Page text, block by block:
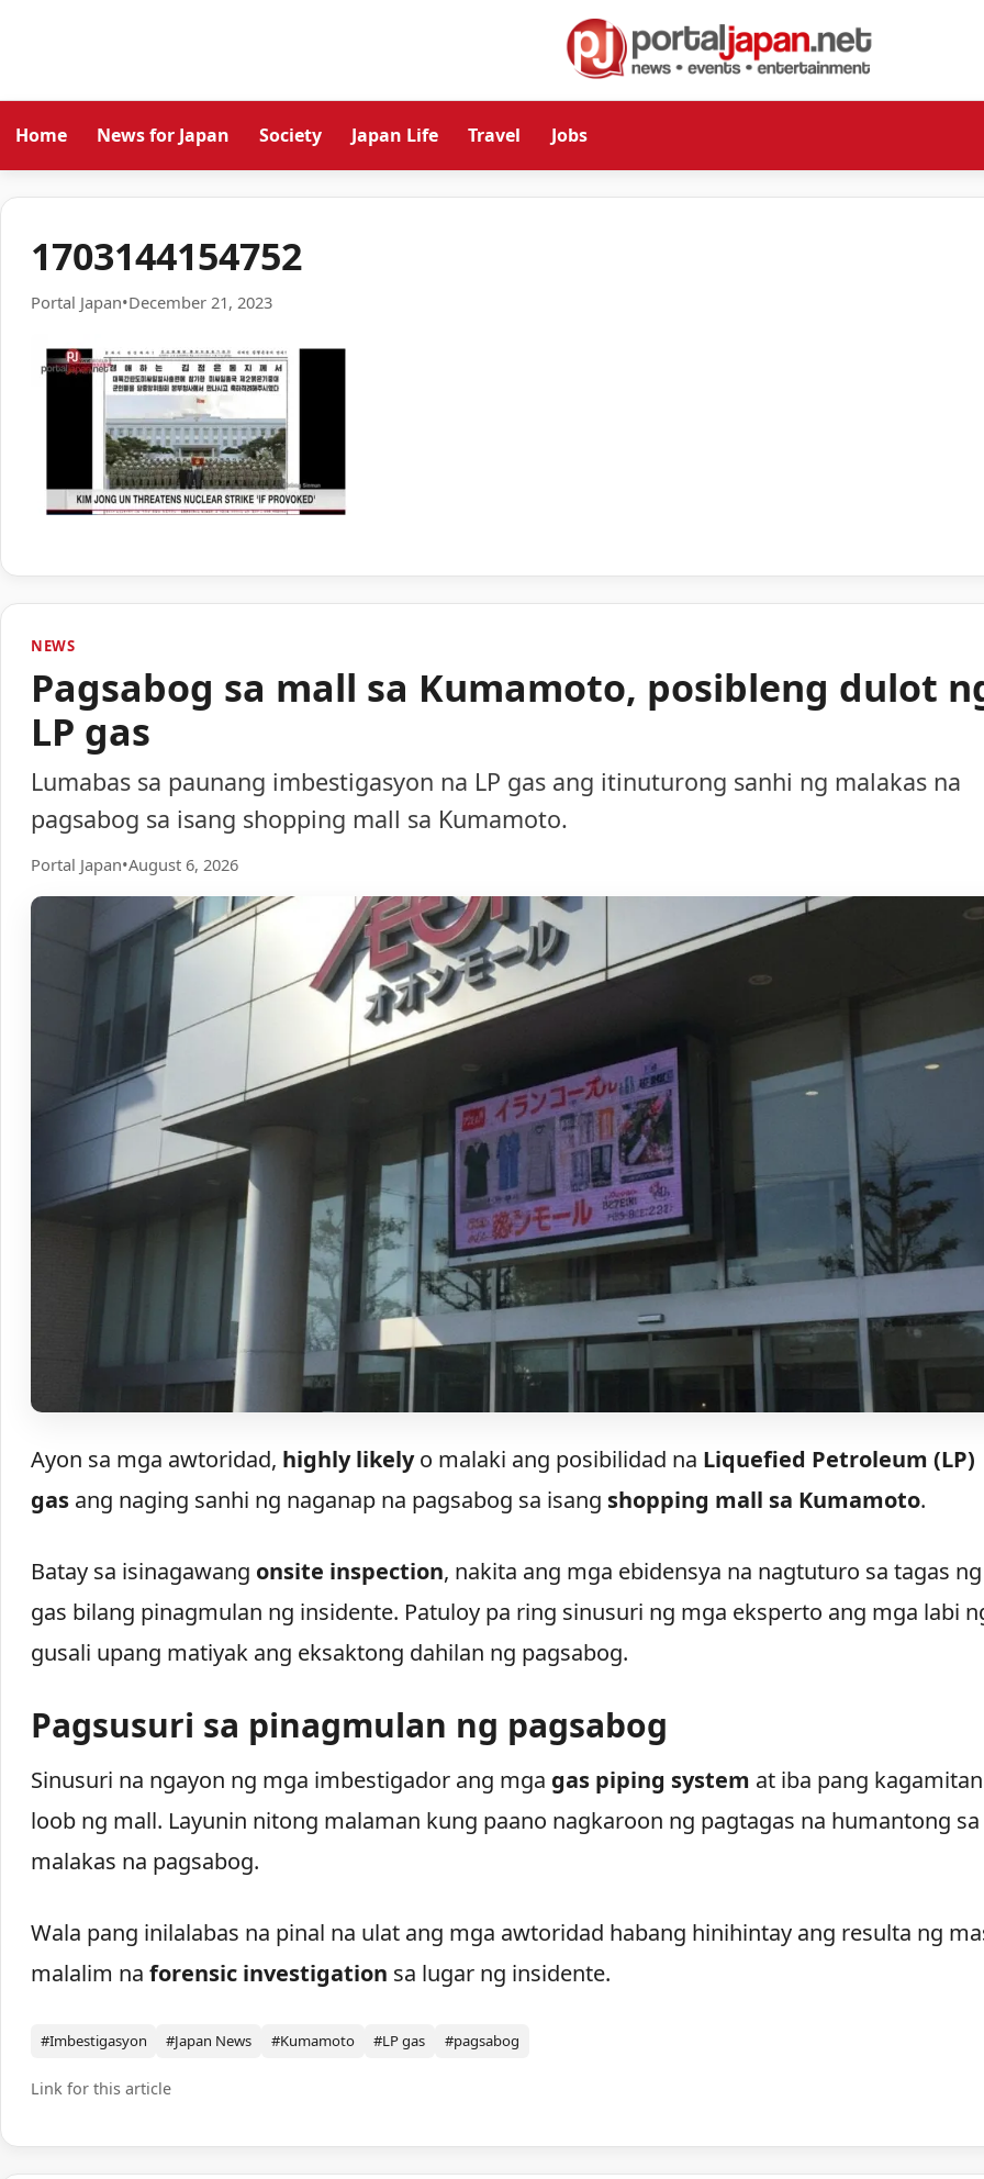
Home News for Japan Society Japan Life Travel Jobs
1703144154752
Portal Japan•December 21, 2023
NEWS
Pagsabog sa mall sa Kumamoto, posibleng dulot
LP gas
Lumabas sa paunang imbestigasyon na LP gas ang itinuturong sanhi ng malakas na
pagsabog sa isang shopping mall sa Kumamoto.
Portal Japan•August 6, 2026
Ayon sa mga awtoridad, highly likelyo malaki ang posibilidad na Liquefied Petroleum (LP)
gasang naging sanhi ng naganap na pagsabog sa isang shopping mall sa Kumamoto.
Batay sa isinagawang onsite inspection, nakita ang mga ebidensya na nagtuturo sa tagas ng
gas bilang pinagmulan ng insidente. Patuloy pa ring sinusuri ng mga eksperto ang mga labi
gusali upang matiyak ang eksaktong dahilan ng pagsabog.
Pagsusuri sa pinagmulan ng pagsabog
Sinusuri na ngayon ng mga imbestigador ang mga gas piping system at iba pang
loob ng mall. Layunin nitong malaman kung paano nagkaroon ng pagtagas na humantong sa
malakas na pagsabog.
Wala pang inilalabas na pinal na ulat ang mga awtoridad habang hinihintay ang resulta ng
malalim na forensic investigation sa lugar ng insidente.
#Imbestigasyon #Japan News #Kumamoto #LP gas #pagsabog
Link for this article